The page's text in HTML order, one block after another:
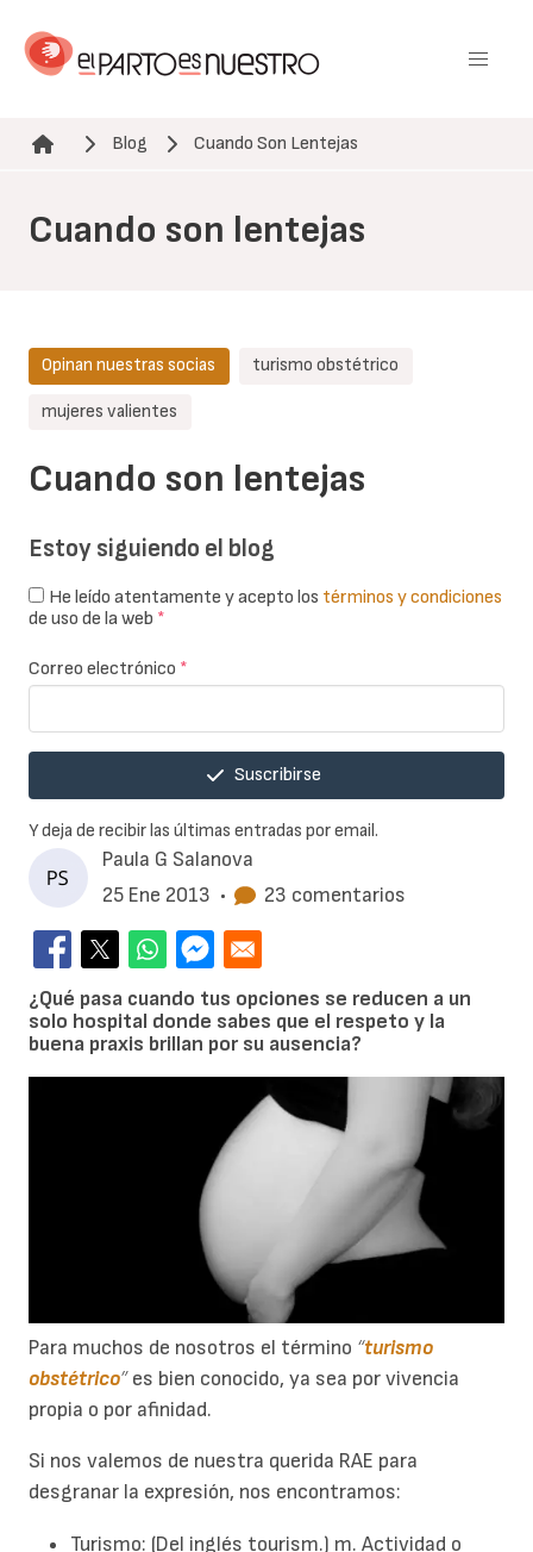
contenido
Ruta de navegación
Blog Cuando Son Lentejas
Cuando son lentejas
Paula G Salanova
25 Ene 2013 • 23 comentarios
Cuando son lentejas
Opinan nuestras socias turismo obstétrico
mujeres valientes
¿Qué pasa cuando tus opciones se reducen a un
solo hospital donde sabes que el respeto y la
buena praxis brillan por su ausencia?
Para muchos de nosotros el término “turismo
obstétrico”es bien conocido, ya sea por vivencia
propia o por afinidad.
Si nos valemos de nuestra querida RAE para
desgranar la expresión, nos encontramos:
Turismo: (Del inglés tourism.) m. Actividad o
Estoy siguiendo el blog
He leído atentamente y acepto los términos y condiciones
de uso de la web *
Correo electrónico *
Suscribirse
Y deja de recibir las últimas entradas por email.